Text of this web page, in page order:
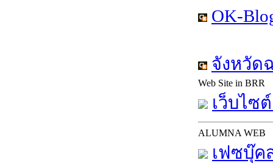
OK-
จังหวัด
Web Site in BRR
เว็บไซ
ALUMNA WEB
เฟซบุ๊ค